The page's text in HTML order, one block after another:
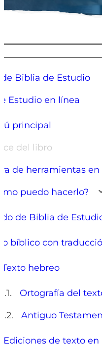
Biblia de Estudio
Estudio en línea
principal
del libro
de herramientas en
puedo hacerlo?
de Biblia de
bíblico con
Texto hebreo
Ortografía del
Antiguo
Ediciones de texto